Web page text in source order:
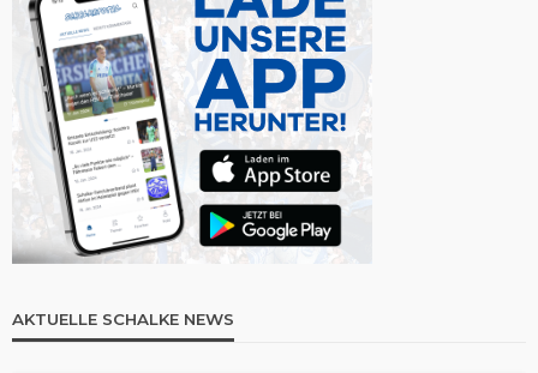
AKTUELLE SCHALKE NEWS